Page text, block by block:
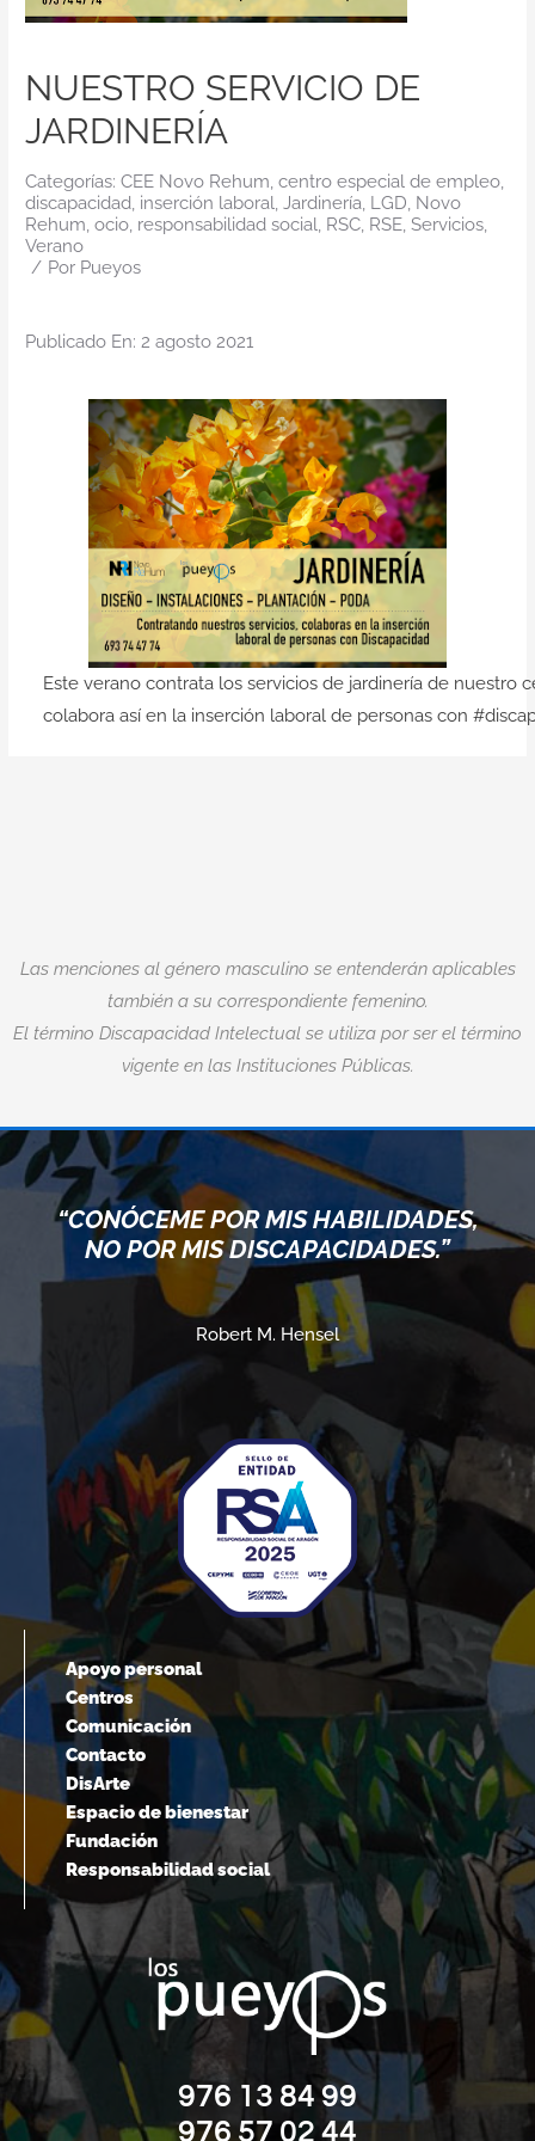
Contacto
NUESTRO SERVICIO DE
JARDINERÍA
Categorías: CEE Novo Rehum, centro especial de empleo,
discapacidad, inserción laboral, Jardinería, LGD, Novo
Rehum, ocio, responsabilidad social, RSC, RSE, Servicios,
Verano
/ Por Pueyos
Publicado En: 2 agosto 2021
Este verano contrata los servicios de jardinería de
colabora así en la inserción laboral de personas con
Las menciones al género masculino se entenderán aplicables
también a su correspondiente femenino.
El término Discapacidad Intelectual se utiliza por ser el término
vigente en las Instituciones Públicas.
“CONÓCEME POR MIS HABILIDADES,
NO POR MIS DISCAPACIDADES.”
Robert M. Hensel
Apoyo personal
Centros
Comunicación
Contacto
DisArte
Espacio de bienestar
Fundación
Responsabilidad social
976 13 84 99
976 57 02 44